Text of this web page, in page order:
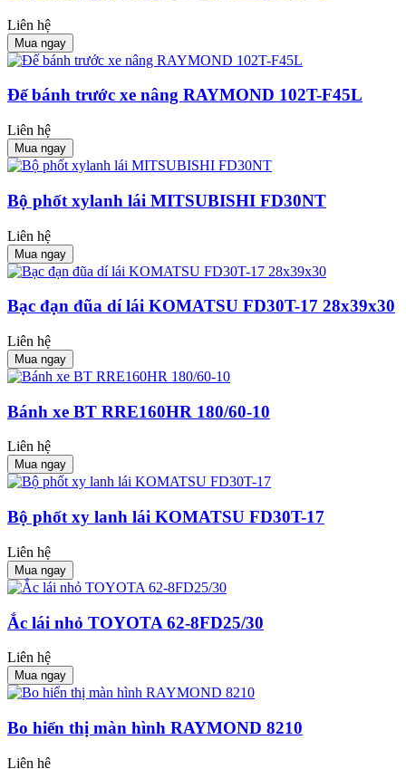
Liên hệ
Mua ngay
Đế bánh trước xe nâng RAYMOND 102T-F45L
Liên hệ
Mua ngay
Bộ phốt xylanh lái MITSUBISHI FD30NT
Liên hệ
Mua ngay
Bạc đạn đũa dí lái KOMATSU FD30T-17 28x39x30
Liên hệ
Mua ngay
Bánh xe BT RRE160HR 180/60-10
Liên hệ
Mua ngay
Bộ phốt xy lanh lái KOMATSU FD30T-17
Liên hệ
Mua ngay
Ắc lái nhỏ TOYOTA 62-8FD25/30
Liên hệ
Mua ngay
Bo hiển thị màn hình RAYMOND 8210
Liên hệ